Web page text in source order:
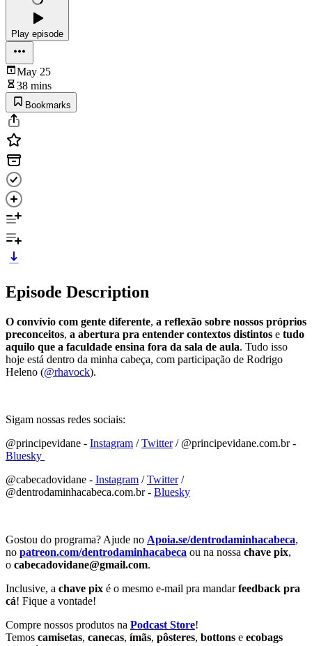
Play episode
May 25
38 mins
Bookmarks
Episode Description
O convívio com gente diferente, a reflexão sobre nossos próprios
preconceitos, a abertura pra entender contextos distintos e tudo
aquilo que a faculdade ensina fora da sala de aula. Tudo isso
hoje está dentro da minha cabeça, com participação de Rodrigo
Heleno (@rhavock).
Sigam nossas redes sociais:
@principevidane - ⁠⁠⁠⁠⁠⁠⁠⁠⁠⁠⁠⁠⁠⁠⁠⁠⁠⁠⁠⁠⁠⁠⁠⁠⁠⁠⁠⁠⁠⁠⁠⁠⁠⁠⁠⁠⁠⁠⁠⁠⁠⁠⁠⁠⁠⁠⁠⁠⁠⁠⁠Instagram⁠⁠⁠⁠⁠⁠⁠⁠⁠⁠⁠⁠⁠⁠⁠⁠⁠⁠⁠⁠⁠⁠⁠⁠⁠⁠⁠⁠⁠⁠⁠⁠⁠⁠⁠⁠⁠⁠⁠⁠⁠⁠⁠⁠⁠⁠⁠⁠⁠⁠⁠ /⁠⁠⁠⁠⁠⁠⁠⁠⁠⁠⁠⁠⁠⁠⁠⁠⁠⁠⁠⁠⁠⁠⁠⁠⁠⁠⁠⁠⁠⁠⁠⁠⁠⁠⁠⁠⁠⁠⁠⁠⁠⁠⁠⁠⁠⁠⁠⁠⁠⁠⁠Twitter⁠⁠⁠⁠⁠⁠⁠⁠⁠⁠⁠⁠⁠⁠⁠⁠⁠⁠⁠⁠⁠⁠⁠⁠⁠⁠⁠⁠⁠⁠⁠⁠⁠⁠⁠⁠⁠⁠⁠⁠⁠⁠⁠⁠⁠⁠⁠⁠⁠⁠⁠/ @principevidane.com.br -
⁠⁠⁠⁠⁠⁠⁠⁠⁠⁠⁠⁠⁠⁠⁠⁠⁠⁠⁠⁠⁠⁠⁠⁠⁠⁠⁠⁠⁠⁠⁠⁠⁠⁠⁠⁠⁠⁠⁠⁠⁠⁠⁠⁠⁠⁠⁠⁠⁠⁠⁠Bluesky ⁠⁠⁠⁠⁠⁠⁠⁠⁠⁠⁠⁠⁠⁠⁠⁠⁠⁠⁠⁠⁠⁠⁠⁠⁠⁠⁠⁠⁠⁠⁠⁠⁠⁠⁠⁠⁠⁠⁠⁠⁠⁠⁠⁠⁠⁠⁠⁠⁠⁠
@cabecadovidane - ⁠⁠⁠⁠⁠⁠⁠⁠⁠⁠⁠⁠⁠⁠⁠⁠⁠⁠⁠⁠⁠⁠⁠⁠⁠⁠⁠⁠⁠⁠⁠⁠⁠⁠⁠⁠⁠⁠⁠⁠⁠⁠⁠⁠⁠⁠⁠⁠⁠⁠⁠Instagram⁠⁠⁠⁠⁠⁠⁠⁠⁠⁠⁠⁠⁠⁠⁠⁠⁠⁠⁠⁠⁠⁠⁠⁠⁠⁠⁠⁠⁠⁠⁠⁠⁠⁠⁠⁠⁠⁠⁠⁠⁠⁠⁠⁠⁠⁠⁠⁠⁠⁠⁠ /⁠⁠⁠⁠⁠⁠⁠⁠⁠⁠⁠⁠⁠⁠⁠⁠⁠⁠⁠⁠⁠⁠⁠⁠⁠⁠⁠⁠⁠⁠⁠⁠⁠⁠⁠⁠⁠⁠⁠⁠⁠⁠⁠⁠⁠⁠⁠⁠⁠⁠⁠Twitter⁠⁠⁠⁠⁠⁠⁠⁠⁠⁠⁠⁠⁠⁠⁠⁠⁠⁠⁠⁠⁠⁠⁠⁠⁠⁠⁠⁠⁠⁠⁠⁠⁠⁠⁠⁠⁠⁠⁠⁠⁠⁠⁠⁠⁠⁠⁠⁠⁠⁠⁠/
@dentrodaminhacabeca.com.br - ⁠⁠⁠⁠⁠⁠⁠⁠⁠⁠⁠⁠⁠⁠⁠⁠⁠⁠⁠⁠⁠⁠⁠⁠⁠⁠⁠⁠⁠⁠⁠⁠⁠⁠⁠⁠⁠⁠⁠⁠⁠⁠⁠⁠⁠⁠⁠⁠⁠⁠⁠Bluesky⁠⁠⁠⁠⁠⁠⁠⁠⁠⁠⁠⁠⁠⁠⁠⁠⁠⁠⁠⁠⁠⁠⁠⁠⁠⁠⁠⁠⁠⁠⁠⁠⁠⁠⁠⁠⁠⁠⁠⁠⁠⁠⁠⁠⁠⁠⁠⁠⁠⁠⁠
Gostou do programa? Ajude no ⁠⁠⁠⁠⁠⁠⁠⁠⁠⁠Apoia.se/dentrodaminhacabeca⁠⁠⁠⁠⁠⁠⁠⁠⁠⁠⁠⁠⁠⁠⁠⁠⁠⁠⁠⁠⁠⁠⁠⁠⁠⁠⁠⁠⁠⁠⁠⁠⁠⁠⁠⁠⁠⁠⁠⁠⁠⁠⁠⁠⁠⁠⁠⁠⁠⁠⁠,⁠⁠⁠⁠⁠⁠⁠⁠⁠⁠⁠⁠⁠⁠⁠⁠⁠⁠⁠⁠⁠⁠⁠⁠⁠⁠⁠⁠⁠⁠⁠⁠⁠⁠⁠⁠⁠⁠⁠⁠⁠⁠⁠⁠⁠⁠⁠⁠⁠⁠⁠
no patreon.com/dentrodaminhacabeca ou na nossa chave pix,
o cabecadovidane@gmail.com.
Inclusive, a chave pix é o mesmo e-mail pra mandarfeedback pra
cá! Fique a vontade!
Compre nossos produtos na Podcast Store!
Temos camisetas, canecas, ímãs, pôsteres, bottons e ecobags